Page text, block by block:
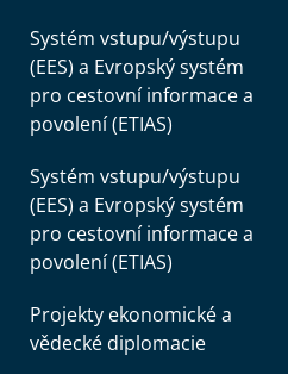
Systém vstupu/výstupu
(EES) a Evropský systém
pro cestovní informace a
povolení (ETIAS)
Systém vstupu/výstupu
(EES) a Evropský systém
pro cestovní informace a
povolení (ETIAS)
Projekty ekonomické a
vědecké diplomacie